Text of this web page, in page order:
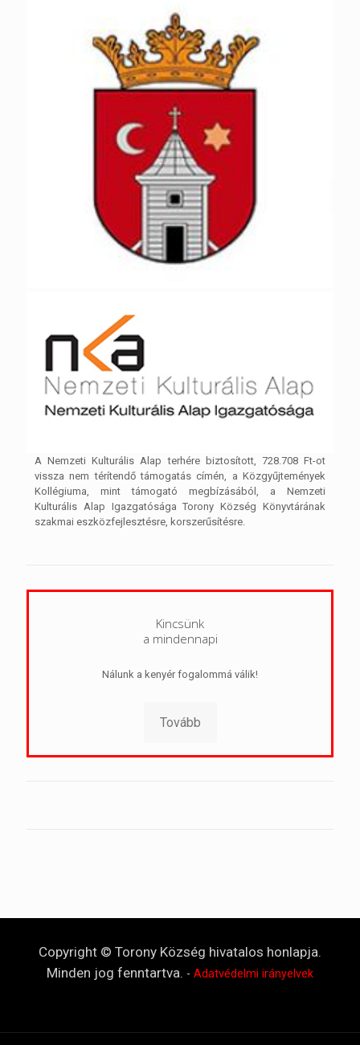
A Nemzeti Kulturális Alap terhére biztosított, 728.708 Ft-ot
vissza nem térítendő támogatás címén, a Közgyűjtemények
Kollégiuma, mint támogató megbízásából, a Nemzeti
Kulturális Alap Igazgatósága Torony Község Könyvtárának
szakmai eszközfejlesztésre, korszerűsítésre.
Kincsünk
a mindennapi
Nálunk a kenyér fogalommá válik!
Tovább
Copyright © Torony Község hivatalos honlapja.
Minden jog fenntartva. - Adatvédelmi irányelvek